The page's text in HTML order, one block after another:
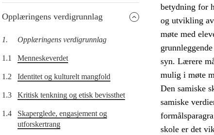
Opplæringens verdigrunnlag
1. Opplæringens verdigrunnlag
1.1 Menneskeverdet
1.2 Identitet og kulturelt mangfold
1.3 Kritisk tenkning og etisk bevissthet
1.4
Skaperglede, engasjement og
utforskertrang
betydning for
og utvikling
møte med
syn. Lærere
mulig i møte
Den samiske
samiske
skole er det